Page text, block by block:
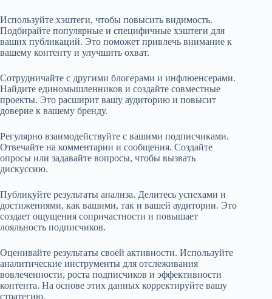
Используйте хэштеги, чтобы повысить видимость.
Подбирайте популярные и специфичные хэштеги для
ваших публикаций. Это поможет привлечь внимание к
вашему контенту и улучшить охват.
Сотрудничайте с другими блогерами и инфлюенсерами.
Найдите единомышленников и создайте совместные
проекты. Это расширит вашу аудиторию и повысит
доверие к вашему бренду.
Регулярно взаимодействуйте с вашими подписчиками.
Отвечайте на комментарии и сообщения. Создайте
опросы или задавайте вопросы, чтобы вызвать
дискуссию.
Публикуйте результаты анализа. Делитесь успехами и
достижениями, как вашими, так и вашей аудитории. Это
создает ощущения сопричастности и повышает
лояльность подписчиков.
Оценивайте результаты своей активности. Используйте
аналитические инструменты для отслеживания
вовлеченности, роста подписчиков и эффективности
контента. На основе этих данных корректируйте вашу
стратегию.